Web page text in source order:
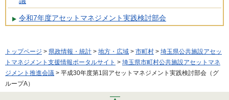
令和7年度アセットマネジメント実践検討部会
トップページ > 県政情報・統計 > 地方・広域 > 市町村 > 埼玉県公共施設アセッ
トマネジメント支援情報ポータルサイト > 埼玉県市町村公共施設アセットマネ
ジメント推進会議 > 平成30年度第1回アセットマネジメント実践検討部会（グ
ループA）